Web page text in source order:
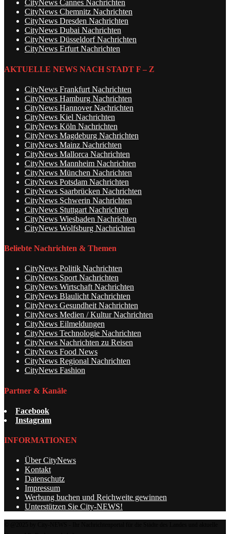
CityNews Cannes Nachrichten
CityNews Chemnitz Nachrichten
CityNews Dresden Nachrichten
CityNews Dubai Nachrichten
CityNews Düsseldorf Nachrichten
CityNews Erfurt Nachrichten
AKTUELLE NEWS NACH STADT F – Z
CityNews Frankfurt Nachrichten
CityNews Hamburg Nachrichten
CityNews Hannover Nachrichten
CityNews Kiel Nachrichten
CityNews Köln Nachrichten
CityNews Magdeburg Nachrichten
CityNews Mainz Nachrichten
CityNews Mallorca Nachrichten
CityNews Mannheim Nachrichten
CityNews München Nachrichten
CityNews Potsdam Nachrichten
CityNews Saarbrücken Nachrichten
CityNews Schwerin Nachrichten
CityNews Stuttgart Nachrichten
CityNews Wiesbaden Nachrichten
CityNews Wolfsburg Nachrichten
Beliebte Nachrichten & Themen
CityNews Politik Nachrichten
CityNews Sport Nachrichten
CityNews Wirtschaft Nachrichten
CityNews Blaulicht Nachrichten
CityNews Gesundheit Nachrichten
CityNews Medien / Kultur Nachrichten
CityNews Eilmeldungen
CityNews Technologie Nachrichten
CityNews Nachrichten zu Reisen
CityNews Food News
CityNews Regional Nachrichten
CityNews Fashion
Partner & Kanäle
Facebook
Instagram
INFORMATIONEN
Über CityNews
Kontakt
Datenschutz
Impressum
Werbung buchen und Reichweite gewinnen
Unterstützen Sie City-NEWS!